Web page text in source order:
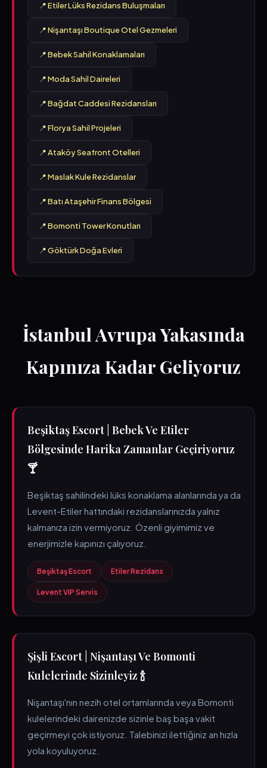
📍 Etiler Lüks Rezidans Buluşmaları
📍 Nişantaşı Boutique Otel Gezmeleri
📍 Bebek Sahil Konaklamaları
📍 Moda Sahil Daireleri
📍 Bağdat Caddesi Rezidansları
📍 Florya Sahil Projeleri
📍 Ataköy Seafront Otelleri
📍 Maslak Kule Rezidanslar
📍 Batı Ataşehir Finans Bölgesi
📍 Bomonti Tower Konutları
📍 Göktürk Doğa Evleri
İstanbul Avrupa Yakasında
Kapınıza Kadar Geliyoruz
Beşiktaş Escort | Bebek Ve Etiler
Bölgesinde Harika Zamanlar Geçiriyoruz
🍸
Beşiktaş sahilindeki lüks konaklama alanlarında ya da
Levent-Etiler hattındaki rezidanslarınızda yalnız
kalmanıza izin vermiyoruz. Özenli giyimimiz ve
enerjimizle kapınızı çalıyoruz.
Beşiktaş Escort Etiler Rezidans
Levent VIP Servis
Şişli Escort | Nişantaşı Ve Bomonti
Kulelerinde Sizinleyiz 🍾
Nişantaşı'nın nezih otel ortamlarında veya Bomonti
kulelerindeki dairenizde sizinle baş başa vakit
geçirmeyi çok istiyoruz. Talebinizi ilettiğiniz an hızla
yola koyuluyoruz.